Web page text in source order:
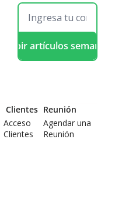
Recibir artículos semanales
Clientes
Acceso
Clientes
Reunión
Agendar una
Reunión